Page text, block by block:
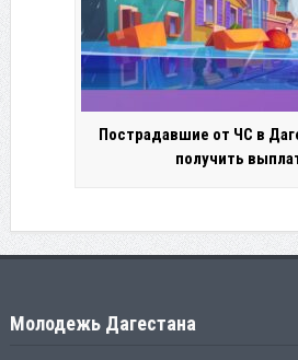
Пострадавшие от ЧС в
получить
Молодежь Дагестана